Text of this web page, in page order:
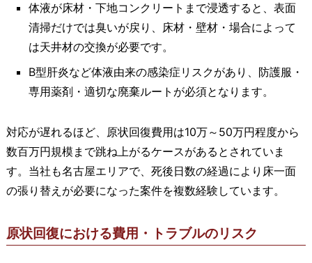
体液が床材・下地コンクリートまで浸透すると、表面
清掃だけでは臭いが戻り、床材・壁材・場合によって
は天井材の交換が必要です。
B型肝炎など体液由来の感染症リスクがあり、防護服・
専用薬剤・適切な廃棄ルートが必須となります。
対応が遅れるほど、原状回復費用は10万～50万円程度から
数百万円規模まで跳ね上がるケースがあるとされていま
す。当社も名古屋エリアで、死後日数の経過により床一面
の張り替えが必要になった案件を複数経験しています。
原状回復における費用・トラブルのリスク